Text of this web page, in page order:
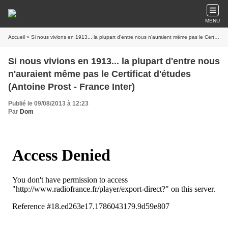
MENU
Accueil » Si nous vivions en 1913... la plupart d'entre nous n'auraient même pas le Certificat d'études (Antoine Prost - France Inter)
Si nous vivions en 1913... la plupart d'entre nous
n'auraient même pas le Certificat d'études
(Antoine Prost - France Inter)
Publié le 09/08/2013 à 12:23
Par Dom